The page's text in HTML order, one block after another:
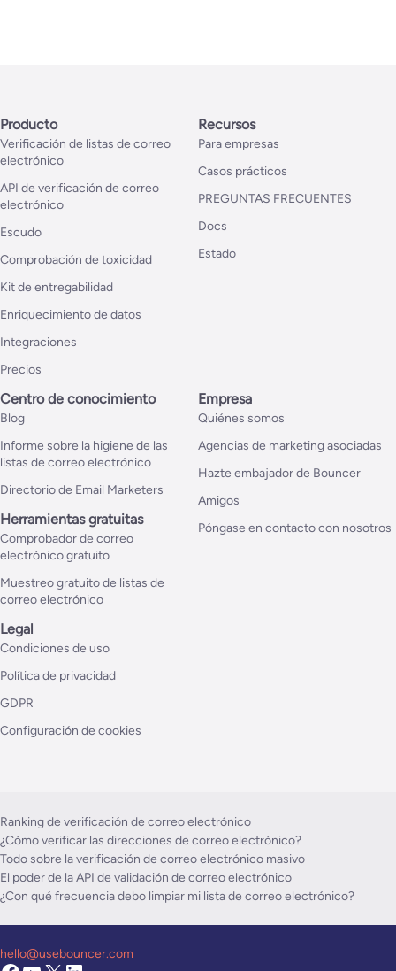
Producto
Verificación de listas de correo
electrónico
API de verificación de correo
electrónico
Escudo
Comprobación de toxicidad
Kit de entregabilidad
Enriquecimiento de datos
Integraciones
Precios
Recursos
Para empresas
Casos prácticos
PREGUNTAS FRECUENTES
Docs
Estado
Centro de conocimiento
Blog
Informe sobre la higiene de las
listas de correo electrónico
Directorio de Email Marketers
Herramientas gratuitas
Comprobador de correo
electrónico gratuito
Muestreo gratuito de listas de
correo electrónico
Empresa
Quiénes somos
Agencias de marketing asociadas
Hazte embajador de Bouncer
Amigos
Póngase en contacto con nosotros
Legal
Condiciones de uso
Política de privacidad
GDPR
Configuración de cookies
Ranking de verificación de correo electrónico
¿Cómo verificar las direcciones de correo electrónico?
Todo sobre la verificación de correo electrónico masivo
El poder de la API de validación de correo electrónico
¿Con qué frecuencia debo limpiar mi lista de correo electrónico?
hello@usebouncer.com